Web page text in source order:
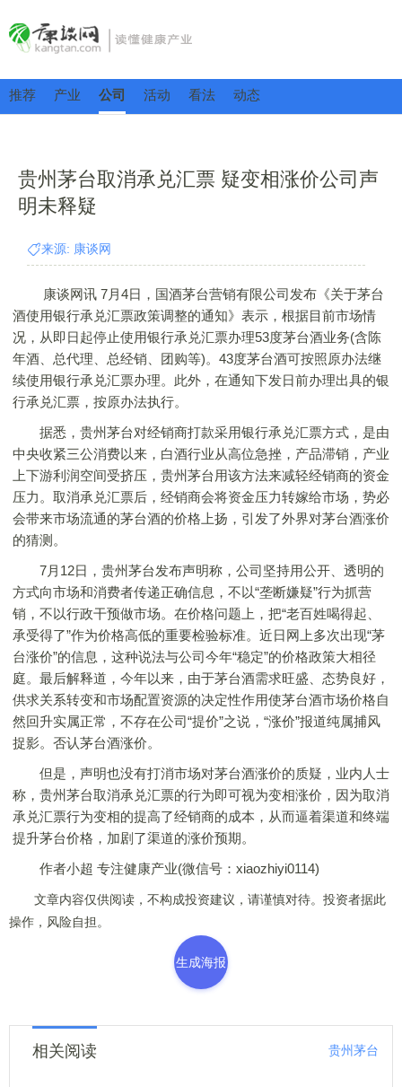
推荐 产业 公司 活动 看法 动态
贵州茅台取消承兑汇票 疑变相涨价公司声
明未释疑
来源: 康谈网
康谈网讯 7月4日，国酒茅台营销有限公司发布《关于茅台
酒使用银行承兑汇票政策调整的通知》表示，根据目前市场情
况，从即日起停止使用银行承兑汇票办理53度茅台酒业务(含陈
年酒、总代理、总经销、团购等)。43度茅台酒可按照原办法继
续使用银行承兑汇票办理。此外，在通知下发日前办理出具的银
行承兑汇票，按原办法执行。
据悉，贵州茅台对经销商打款采用银行承兑汇票方式，是由
中央收紧三公消费以来，白酒行业从高位急挫，产品滞销，产业
上下游利润空间受挤压，贵州茅台用该方法来减轻经销商的资金
压力。取消承兑汇票后，经销商会将资金压力转嫁给市场，势必
会带来市场流通的茅台酒的价格上扬，引发了外界对茅台酒涨价
的猜测。
7月12日，贵州茅台发布声明称，公司坚持用公开、透明的
方式向市场和消费者传递正确信息，不以“垄断嫌疑”行为抓营
销，不以行政干预做市场。在价格问题上，把“老百姓喝得起、
承受得了”作为价格高低的重要检验标准。近日网上多次出现“茅
台涨价”的信息，这种说法与公司今年“稳定”的价格政策大相径
庭。最后解释道，今年以来，由于茅台酒需求旺盛、态势良好，
供求关系转变和市场配置资源的决定性作用使茅台酒市场价格自
然回升实属正常，不存在公司“提价”之说，“涨价”报道纯属捕风
捉影。否认茅台酒涨价。
但是，声明也没有打消市场对茅台酒涨价的质疑，业内人士
称，贵州茅台取消承兑汇票的行为即可视为变相涨价，因为取消
承兑汇票行为变相的提高了经销商的成本，从而逼着渠道和终端
提升茅台价格，加剧了渠道的涨价预期。
作者小超 专注健康产业(微信号：xiaozhiyi0114)
文章内容仅供阅读，不构成投资建议，请谨慎对待。投资者据此
操作，风险自担。
生成海报
相关阅读 贵州茅台